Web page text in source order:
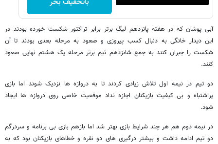
آبی پوشان که در هفته پانزدهم لیگ برتر برابر تراکتور شکست خورده بودند در
این دیدار خانگی به دنبال کسب پیروزی و صعود به مرحله بعدی بودند تا آن
شکست را جبران کنند به جمع شانزدهم تیم برتر مرحله یک هشتم نهایی صعود
کنند.
دو تیم در نیمه اول تلاش زیادی کردند تا به دروازه ها نزدیک شوند اما بازی
پراشتباه و بی کیفیت بازیکنان اجازه نداد موقعیت خاصی روی دروازه ها ایجاد
شود.
در نیمه دوم هم هر چند شرایط بازی بهتر شد اما بازهم بازی بی برنامه و سردرگم
دو تیم ادامه داشت و بیشتر درگیری های دو نفره و خطاهای بازیکنان بود که به